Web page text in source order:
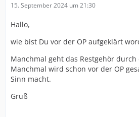
15. September 2024 um 21:30
Hallo,
wie bist Du vor der OP aufgeklärt
Manchmal geht das Restgehör durch
Manchmal wird schon vor der OP
Sinn macht.
Gruß